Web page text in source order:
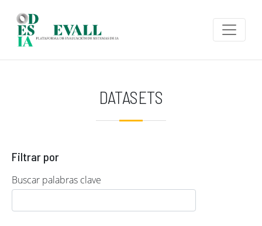
DATASETS
Filtrar por
Buscar palabras clave